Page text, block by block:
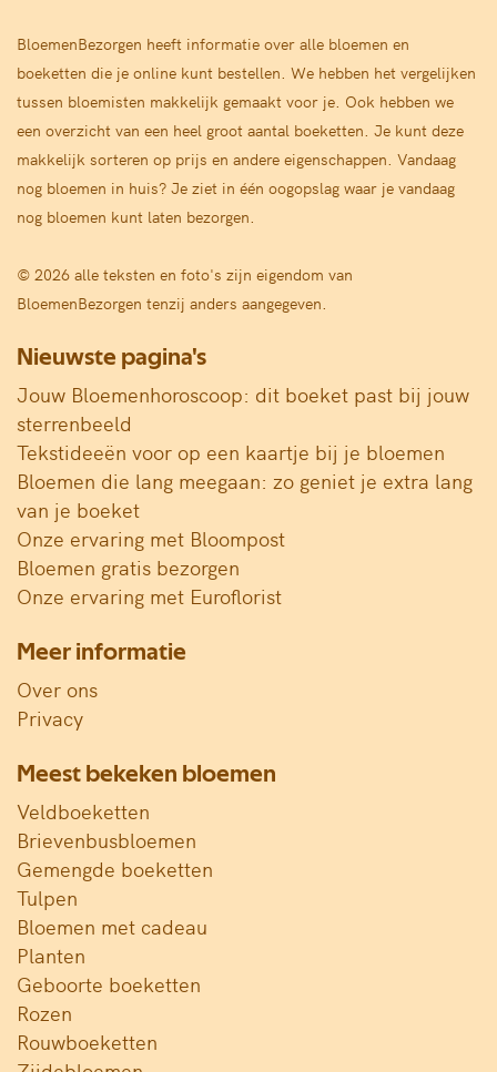
BloemenBezorgen heeft informatie over alle bloemen en
boeketten die je online kunt bestellen. We hebben het vergelijken
tussen bloemisten makkelijk gemaakt voor je. Ook hebben we
een overzicht van een heel groot aantal boeketten. Je kunt deze
makkelijk sorteren op prijs en andere eigenschappen. Vandaag
nog bloemen in huis? Je ziet in één oogopslag waar je vandaag
nog bloemen kunt laten bezorgen.
© 2026 alle teksten en foto's zijn eigendom van
BloemenBezorgen tenzij anders aangegeven.
Nieuwste pagina's
Jouw Bloemenhoroscoop: dit boeket past bij jouw
sterrenbeeld
Tekstideeën voor op een kaartje bij je bloemen
Bloemen die lang meegaan: zo geniet je extra lang
van je boeket
Onze ervaring met Bloompost
Bloemen gratis bezorgen
Onze ervaring met Euroflorist
Meer informatie
Over ons
Privacy
Meest bekeken bloemen
Veldboeketten
Brievenbusbloemen
Gemengde boeketten
Tulpen
Bloemen met cadeau
Planten
Geboorte boeketten
Rozen
Rouwboeketten